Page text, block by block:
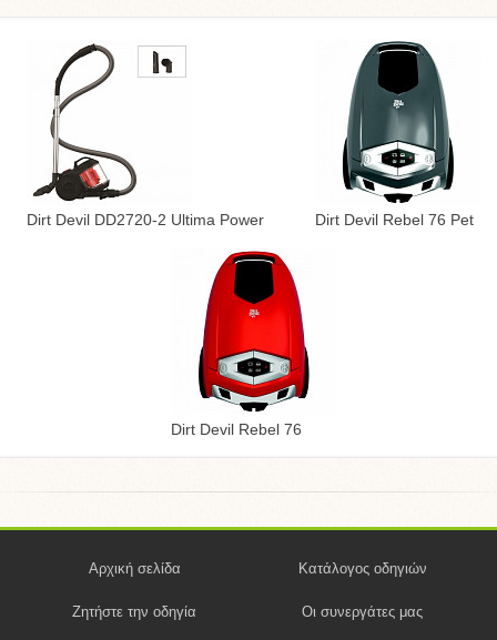
Dirt Devil DD2720-2 Ultima Power Dirt Devil Rebel 76 Pet
Dirt Devil Rebel 76
Αρχική σελίδα Κατάλογος οδηγιών
Ζητήστε την οδηγία Οι συνεργάτες μας